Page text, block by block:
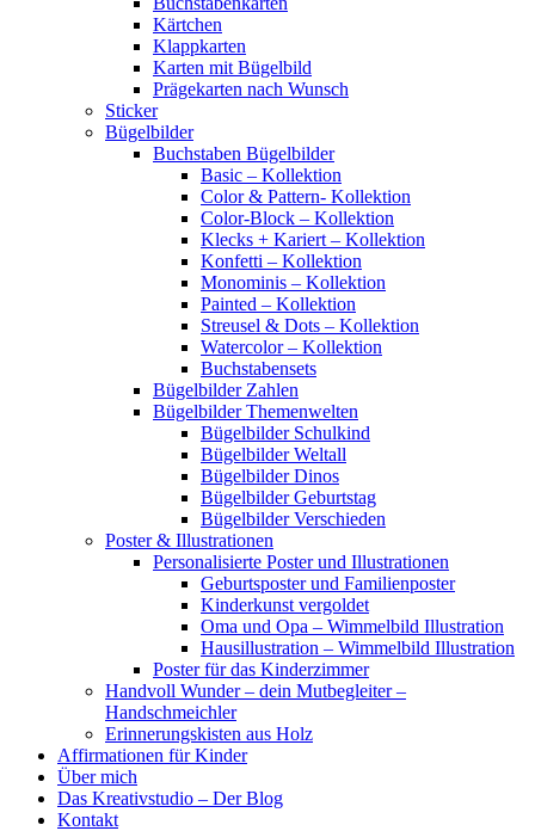
Kärtchen
Klappkarten
Karten mit Bügelbild
Prägekarten nach Wunsch
Sticker
Bügelbilder
Buchstaben Bügelbilder
Basic – Kollektion
Color & Pattern- Kollektion
Color-Block – Kollektion
Klecks + Kariert – Kollektion
Konfetti – Kollektion
Monominis – Kollektion
Painted – Kollektion
Streusel & Dots – Kollektion
Watercolor – Kollektion
Buchstabensets
Bügelbilder Zahlen
Bügelbilder Themenwelten
Bügelbilder Schulkind
Bügelbilder Weltall
Bügelbilder Dinos
Bügelbilder Geburtstag
Bügelbilder Verschieden
Poster & Illustrationen
Personalisierte Poster und Illustrationen
Geburtsposter und Familienposter
Kinderkunst vergoldet
Oma und Opa – Wimmelbild Illustration
Hausillustration – Wimmelbild Illustration
Poster für das Kinderzimmer
Handvoll Wunder – dein Mutbegleiter –
Handschmeichler
Erinnerungskisten aus Holz
Affirmationen für Kinder
Über mich
Das Kreativstudio – Der Blog
Kontakt